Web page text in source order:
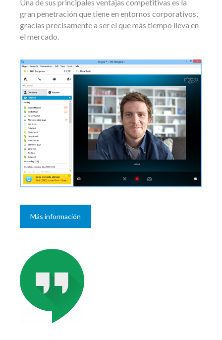
Una de sus principales ventajas competitivas es la
gran penetración que tiene en entornos corporativos,
gracias precisamente a ser el que más tiempo lleva en
el mercado.
Más información